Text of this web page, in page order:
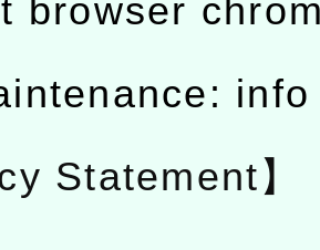
browser
Statement】